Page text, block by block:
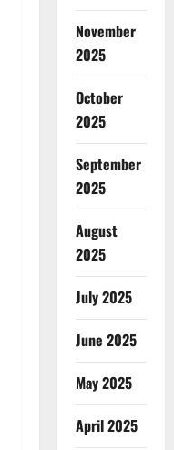
November
2025
October
2025
September
2025
August
2025
July 2025
June 2025
May 2025
April 2025